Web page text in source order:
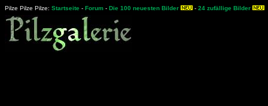
Pilze Pilze Pilze: Startseite - Forum - Die 100 neuesten Bilder - 24 zufällige Bilder